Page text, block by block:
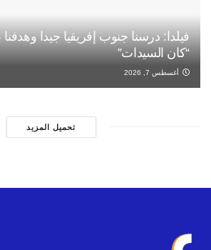
فيلدا: درسنا جنوب إفريقيا جيدا
“كان السيدات”
أغسطس 7, 2026
تحميل المزيد